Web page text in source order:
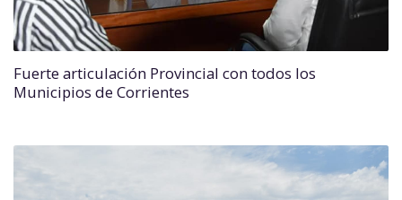
Fuerte articulación Provincial con todos los
Municipios de Corrientes